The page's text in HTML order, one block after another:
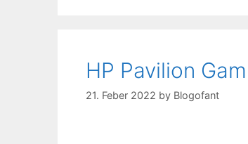
HP Pavilion
21. Feber 2022 by Blogofant